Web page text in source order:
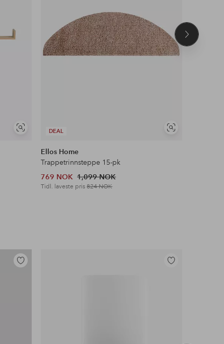
Vis
DEAL
Vis
Ellos Home
Trappetrinnsteppe 15-pk
769 NOK 1,099 NOK
Tidl. laveste pris824 NOK
Neste
Legg
Legg